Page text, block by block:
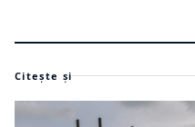
Citește și